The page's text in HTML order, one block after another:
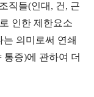
직들(인대, 건, 근
인한 제한요소
의미로써 연쇄
통증)에 관하여 더